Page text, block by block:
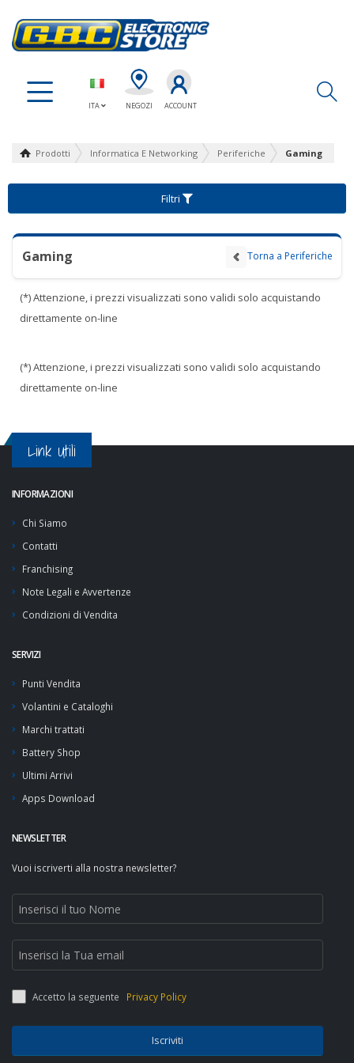
ITA NEGOZI ACCOUNT
Prodotti Informatica E Networking Periferiche Gaming
Filtri
Gaming Torna a Periferiche
(*) Attenzione, i prezzi visualizzati sono validi solo acquistando
direttamente on-line
(*) Attenzione, i prezzi visualizzati sono validi solo acquistando
direttamente on-line
Link Utili
INFORMAZIONI
Chi Siamo
Contatti
Franchising
Note Legali e Avvertenze
Condizioni di Vendita
SERVIZI
Punti Vendita
Volantini e Cataloghi
Marchi trattati
Battery Shop
Ultimi Arrivi
Apps Download
NEWSLETTER
Vuoi iscriverti alla nostra newsletter?
Accetto la seguente Privacy Policy
Iscriviti